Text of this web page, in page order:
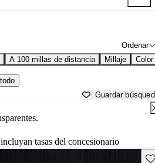
Ordenar
A 100 millas de distancia Millaje Color
Guardar
tasas del concesionario